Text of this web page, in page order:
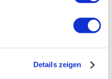
Details zeigen